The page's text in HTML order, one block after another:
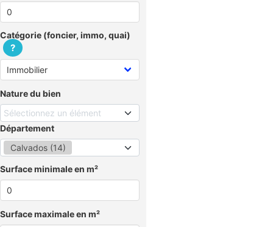
Catégorie (foncier, immo, quai)
?
Nature du bien
Sélectionnez un élément
Département
Calvados (14)
Surface minimale en m²
Surface maximale en m²